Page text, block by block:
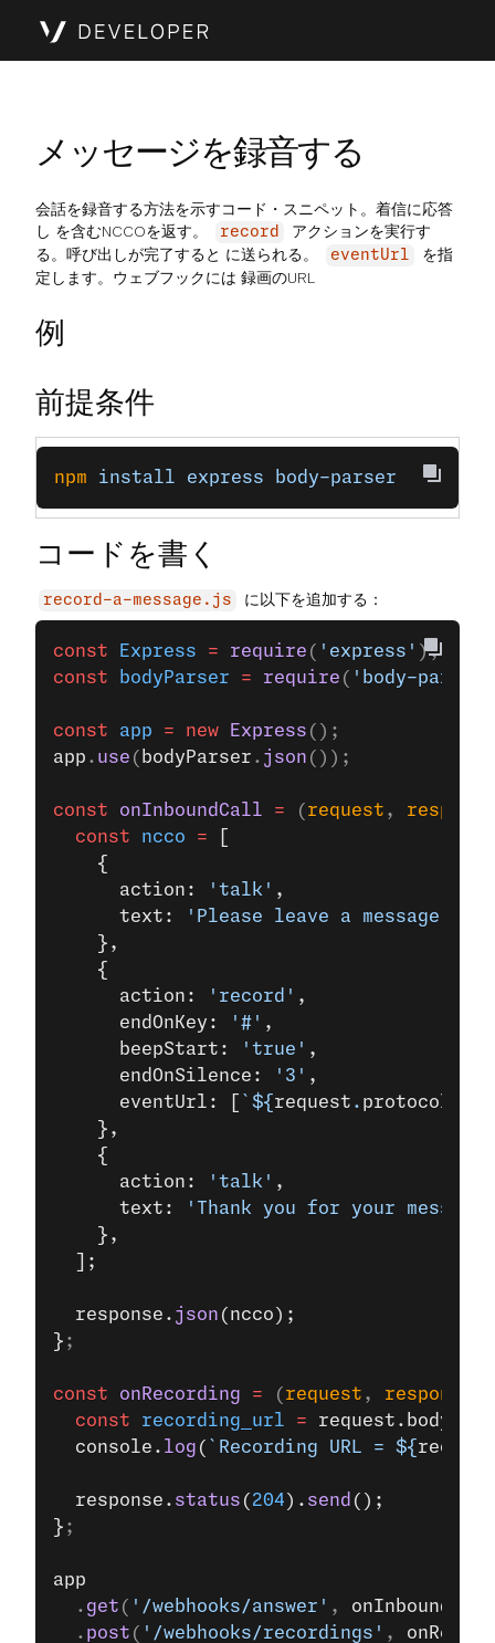
メッセージを録音する
会話を録音する方法を示すコード・スニペット。着信に応答
し を含むNCCOを返す。
record
アクションを実行す
る。呼び出しが完了すると に送られる。
eventUrl
を指
定します。ウェブフックには 録画のURL
例
前提条件
npm install express body-parser
コードを書く
record-a-message.js に以下を追加する：
const Express = require ( 'express' );
const bodyParser = require ( 'body-parser'
const app = new Express ();
app . use ( bodyParser . json ());
const onInboundCall = ( request , response
  const
ncco =
    {
      action:
'talk' ,
      text:
'Please leave a message
    },
    {
      action:
'record' ,
      endOnKey:
'#' ,
      beepStart:
'true' ,
      endOnSilence:
'3' ,
      eventUrl: [
`${ request . protocol
    },
    {
      action:
'talk' ,
      text:
'Thank you for your
    },
  ];
  response.
json (ncco);
} ;
const onRecording = ( request , response
  const
recording_url =
  console.
log ( `Recording URL = ${
  response.
status ( 204 ). send ();
} ;
app
  .
get ( '/webhooks/answer' , onInboundCall
  .
post ( '/webhooks/recordings' ,